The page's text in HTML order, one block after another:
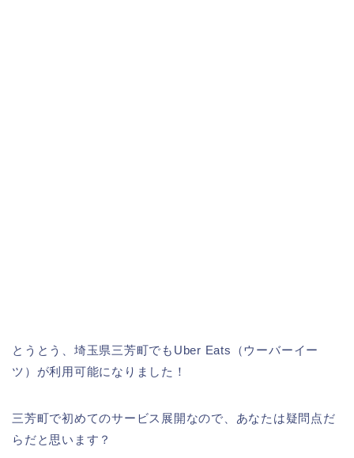
とうとう、埼玉県三芳町でもUber Eats（ウーバーイー
ツ）が利用可能になりました！
三芳町で初めてのサービス展開なので、あなたは疑問点だ
らだと思います？